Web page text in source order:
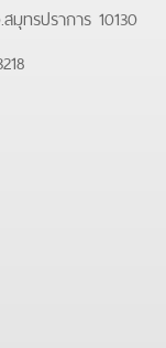
มุทรปราการ 10130